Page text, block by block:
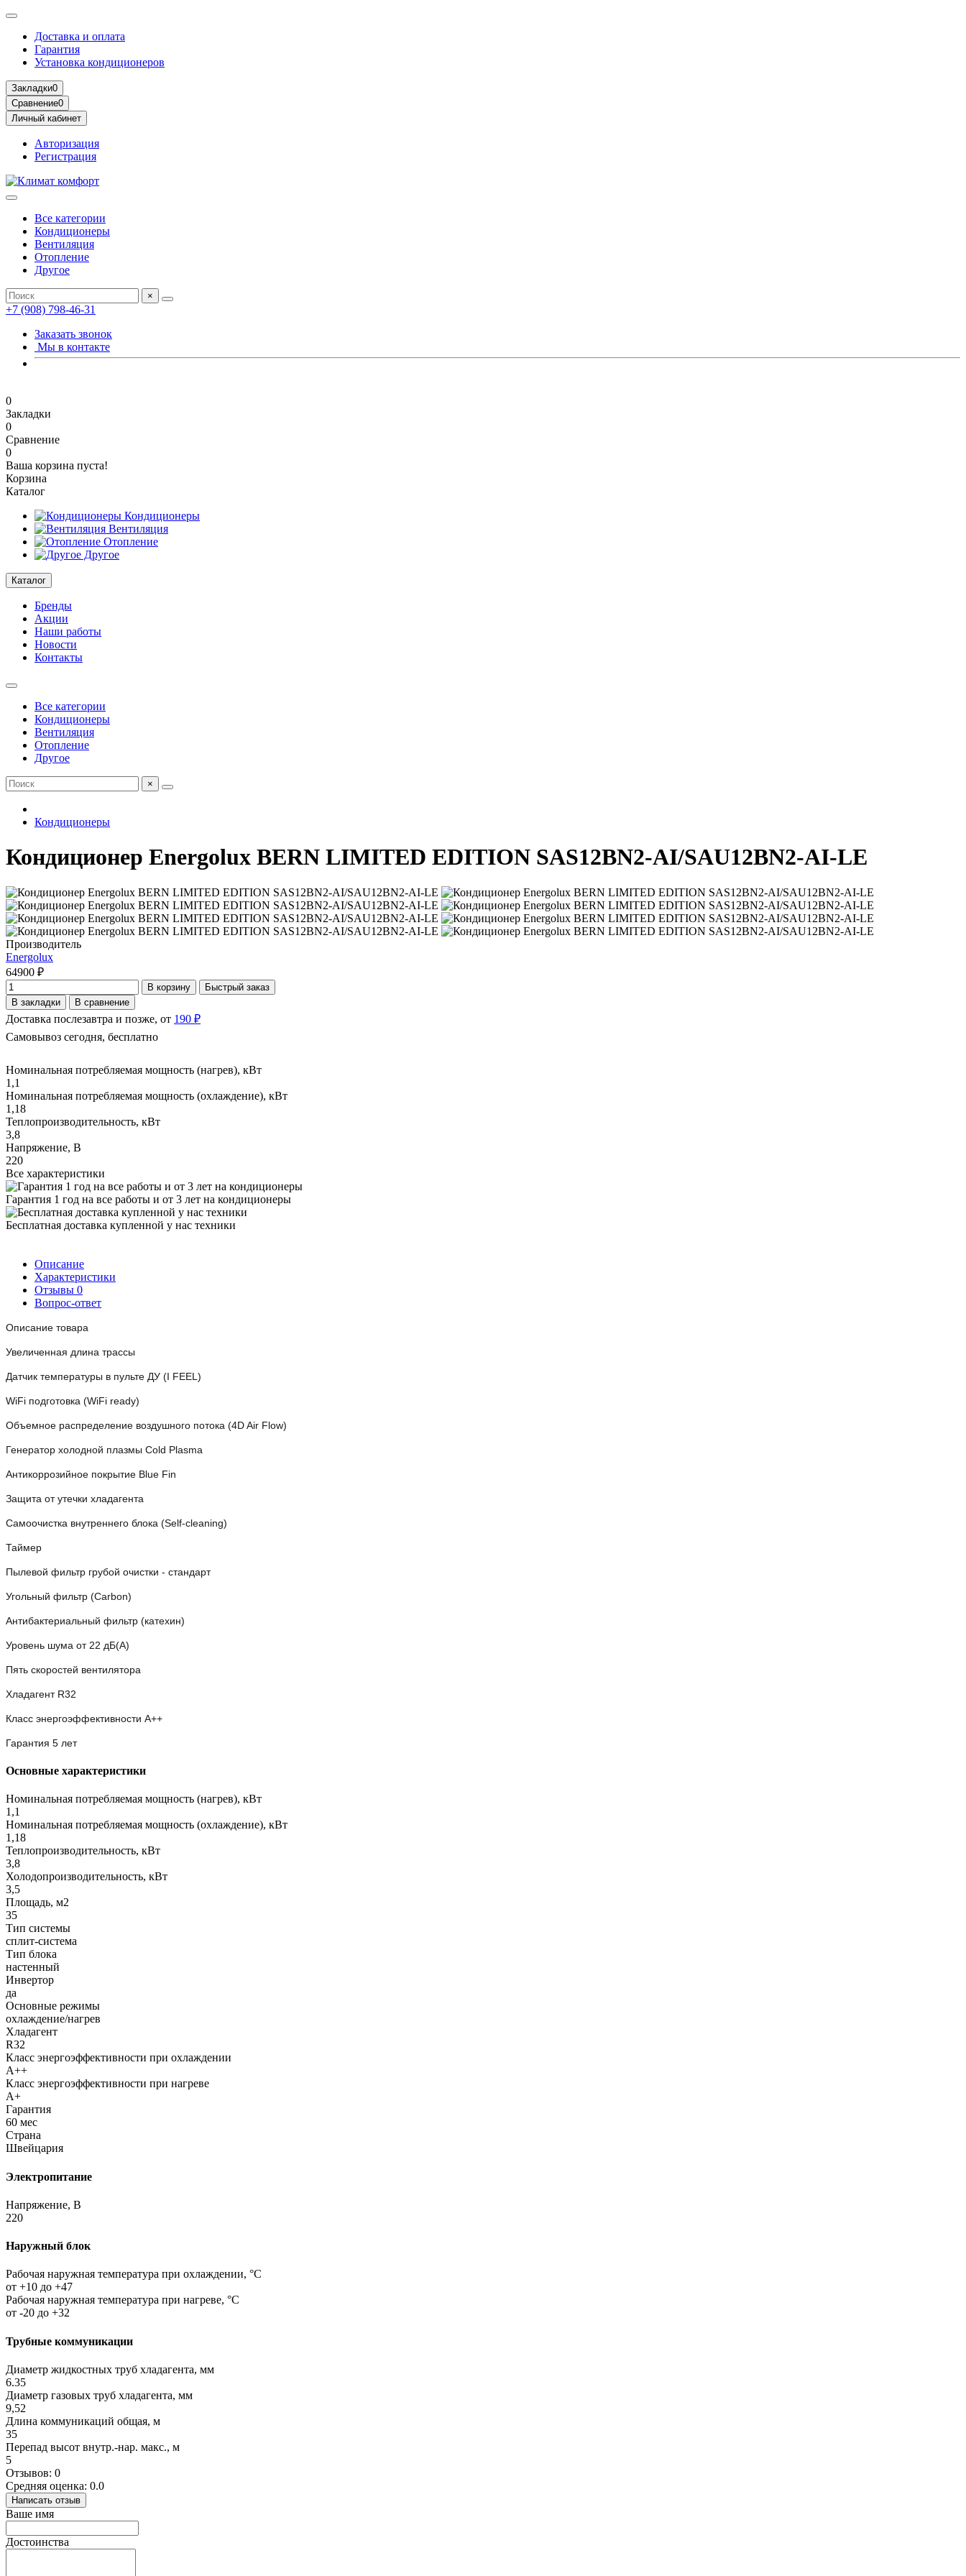
Доставка и оплата
Гарантия
Установка кондиционеров
Закладки0
Сравнение0
Личный кабинет
Авторизация
Регистрация
Все категории
Кондиционеры
Вентиляция
Отопление
Другое
×
+7 (908) 798-46-31
Заказать звонок
Мы в контакте
0
Закладки
0
Сравнение
0
Ваша корзина пуста!
Корзина
Каталог
Кондиционеры
Вентиляция
Отопление
Другое
Каталог
Бренды
Акции
Наши работы
Новости
Контакты
Все категории
Кондиционеры
Вентиляция
Отопление
Другое
×
Кондиционеры
Кондиционер Energolux BERN LIMITED EDITION SAS12BN2-AI/SAU12BN2-AI-LE
Производитель
Energolux
64900 ₽
В корзину
Быстрый заказ
В закладки
В сравнение
Доставка послезавтра и позже, от 190 ₽
Самовывоз сегодня, бесплатно
Номинальная потребляемая мощность (нагрев), кВт
1,1
Номинальная потребляемая мощность (охлаждение), кВт
1,18
Теплопроизводительность, кВт
3,8
Напряжение, В
220
Все характеристики
Гарантия 1 год на все работы и от 3 лет на кондиционеры
Бесплатная доставка купленной у нас техники
Описание
Характеристики
Отзывы 0
Вопрос-ответ
Описание товара
Увеличенная длина трассы
Датчик температуры в пульте ДУ (I FEEL)
WiFi подготовка (WiFi ready)
Объемное распределение воздушного потока (4D Air Flow)
Генератор холодной плазмы Cold Plasma
Антикоррозийное покрытие Blue Fin
Защита от утечки хладагента
Самоочистка внутреннего блока (Self-cleaning)
Таймер
Пылевой фильтр грубой очистки - стандарт
Угольный фильтр (Carbon)
Антибактериальный фильтр (катехин)
Уровень шума от 22 дБ(А)
Пять скоростей вентилятора
Хладагент R32
Класс энергоэффективности A++
Гарантия 5 лет
Основные характеристики
Номинальная потребляемая мощность (нагрев), кВт
1,1
Номинальная потребляемая мощность (охлаждение), кВт
1,18
Теплопроизводительность, кВт
3,8
Холодопроизводительность, кВт
3,5
Площадь, м2
35
Тип системы
сплит-система
Тип блока
настенный
Инвертор
да
Основные режимы
охлаждение/нагрев
Хладагент
R32
Класс энергоэффективности при охлаждении
A++
Класс энергоэффективности при нагреве
A+
Гарантия
60 мес
Страна
Швейцария
Электропитание
Напряжение, В
220
Наружный блок
Рабочая наружная температура при охлаждении, °C
от +10 до +47
Рабочая наружная температура при нагреве, °C
от -20 до +32
Трубные коммуникации
Диаметр жидкостных труб хладагента, мм
6.35
Диаметр газовых труб хладагента, мм
9,52
Длина коммуникаций общая, м
35
Перепад высот внутр.-нар. макс., м
5
Отзывов: 0
Средняя оценка: 0.0
Написать отзыв
Ваше имя
Достоинства